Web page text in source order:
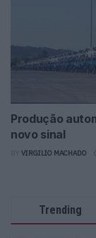
Produção
novo sinal
VIRGILIO MACHADO
Trending